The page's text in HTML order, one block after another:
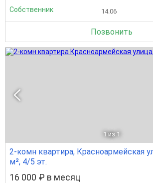
Собственник 14.06
Позвонить
1 из 1
2-комн квартира, Красноармейская
м², 4/5 эт.
16 000 ₽ в месяц